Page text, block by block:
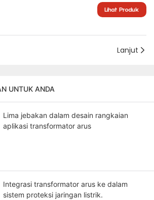
Lihat Produk
Lanjut
UNTUK ANDA
Lima jebakan dalam desain rangkaian
aplikasi transformator arus
Integrasi transformator arus ke dalam
sistem proteksi jaringan listrik.